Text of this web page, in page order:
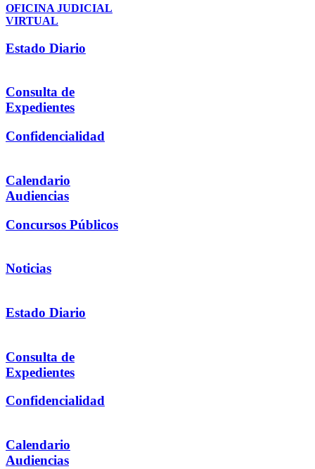
OFICINA JUDICIAL
VIRTUAL
Estado Diario
Consulta de
Expedientes
Confidencialidad
Calendario
Audiencias
Concursos Públicos
Noticias
Estado Diario
Consulta de
Expedientes
Confidencialidad
Calendario
Audiencias